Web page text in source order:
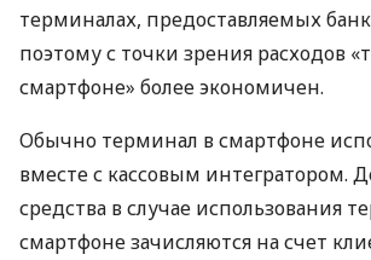
терминалах, предоставляемых
поэтому с точки зрения расходов
смартфоне» более экономичен.
Обычно терминал в смартфоне
вместе с кассовым интегратором.
средства в случае использования
смартфоне зачисляются на счет